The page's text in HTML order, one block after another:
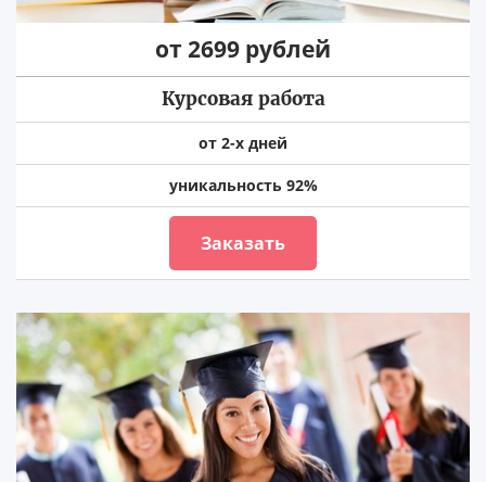
от 2699 рублей
Курсовая работа
от 2-х дней
уникальность 92%
Заказать